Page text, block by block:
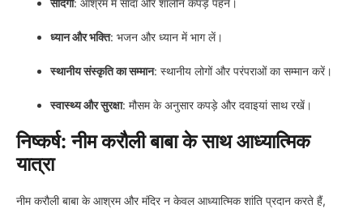
सादगी: आश्रम में सादा और शालीन कपड़े पहनें।
ध्यान और भक्ति: भजन और ध्यान में भाग लें।
स्थानीय संस्कृति का सम्मान: स्थानीय लोगों और परंपराओं का सम्मान करें।
स्वास्थ्य और सुरक्षा: मौसम के अनुसार कपड़े और दवाइयां साथ रखें।
निष्कर्ष: नीम करौली बाबा के साथ आध्यात्मिक
यात्रा
नीम करौली बाबा के आश्रम और मंदिर न केवल आध्यात्मिक शांति प्रदान करते हैं,